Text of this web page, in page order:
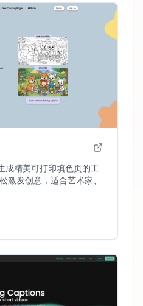
成精美可打印填色页的工
激发创意，适合艺术家、